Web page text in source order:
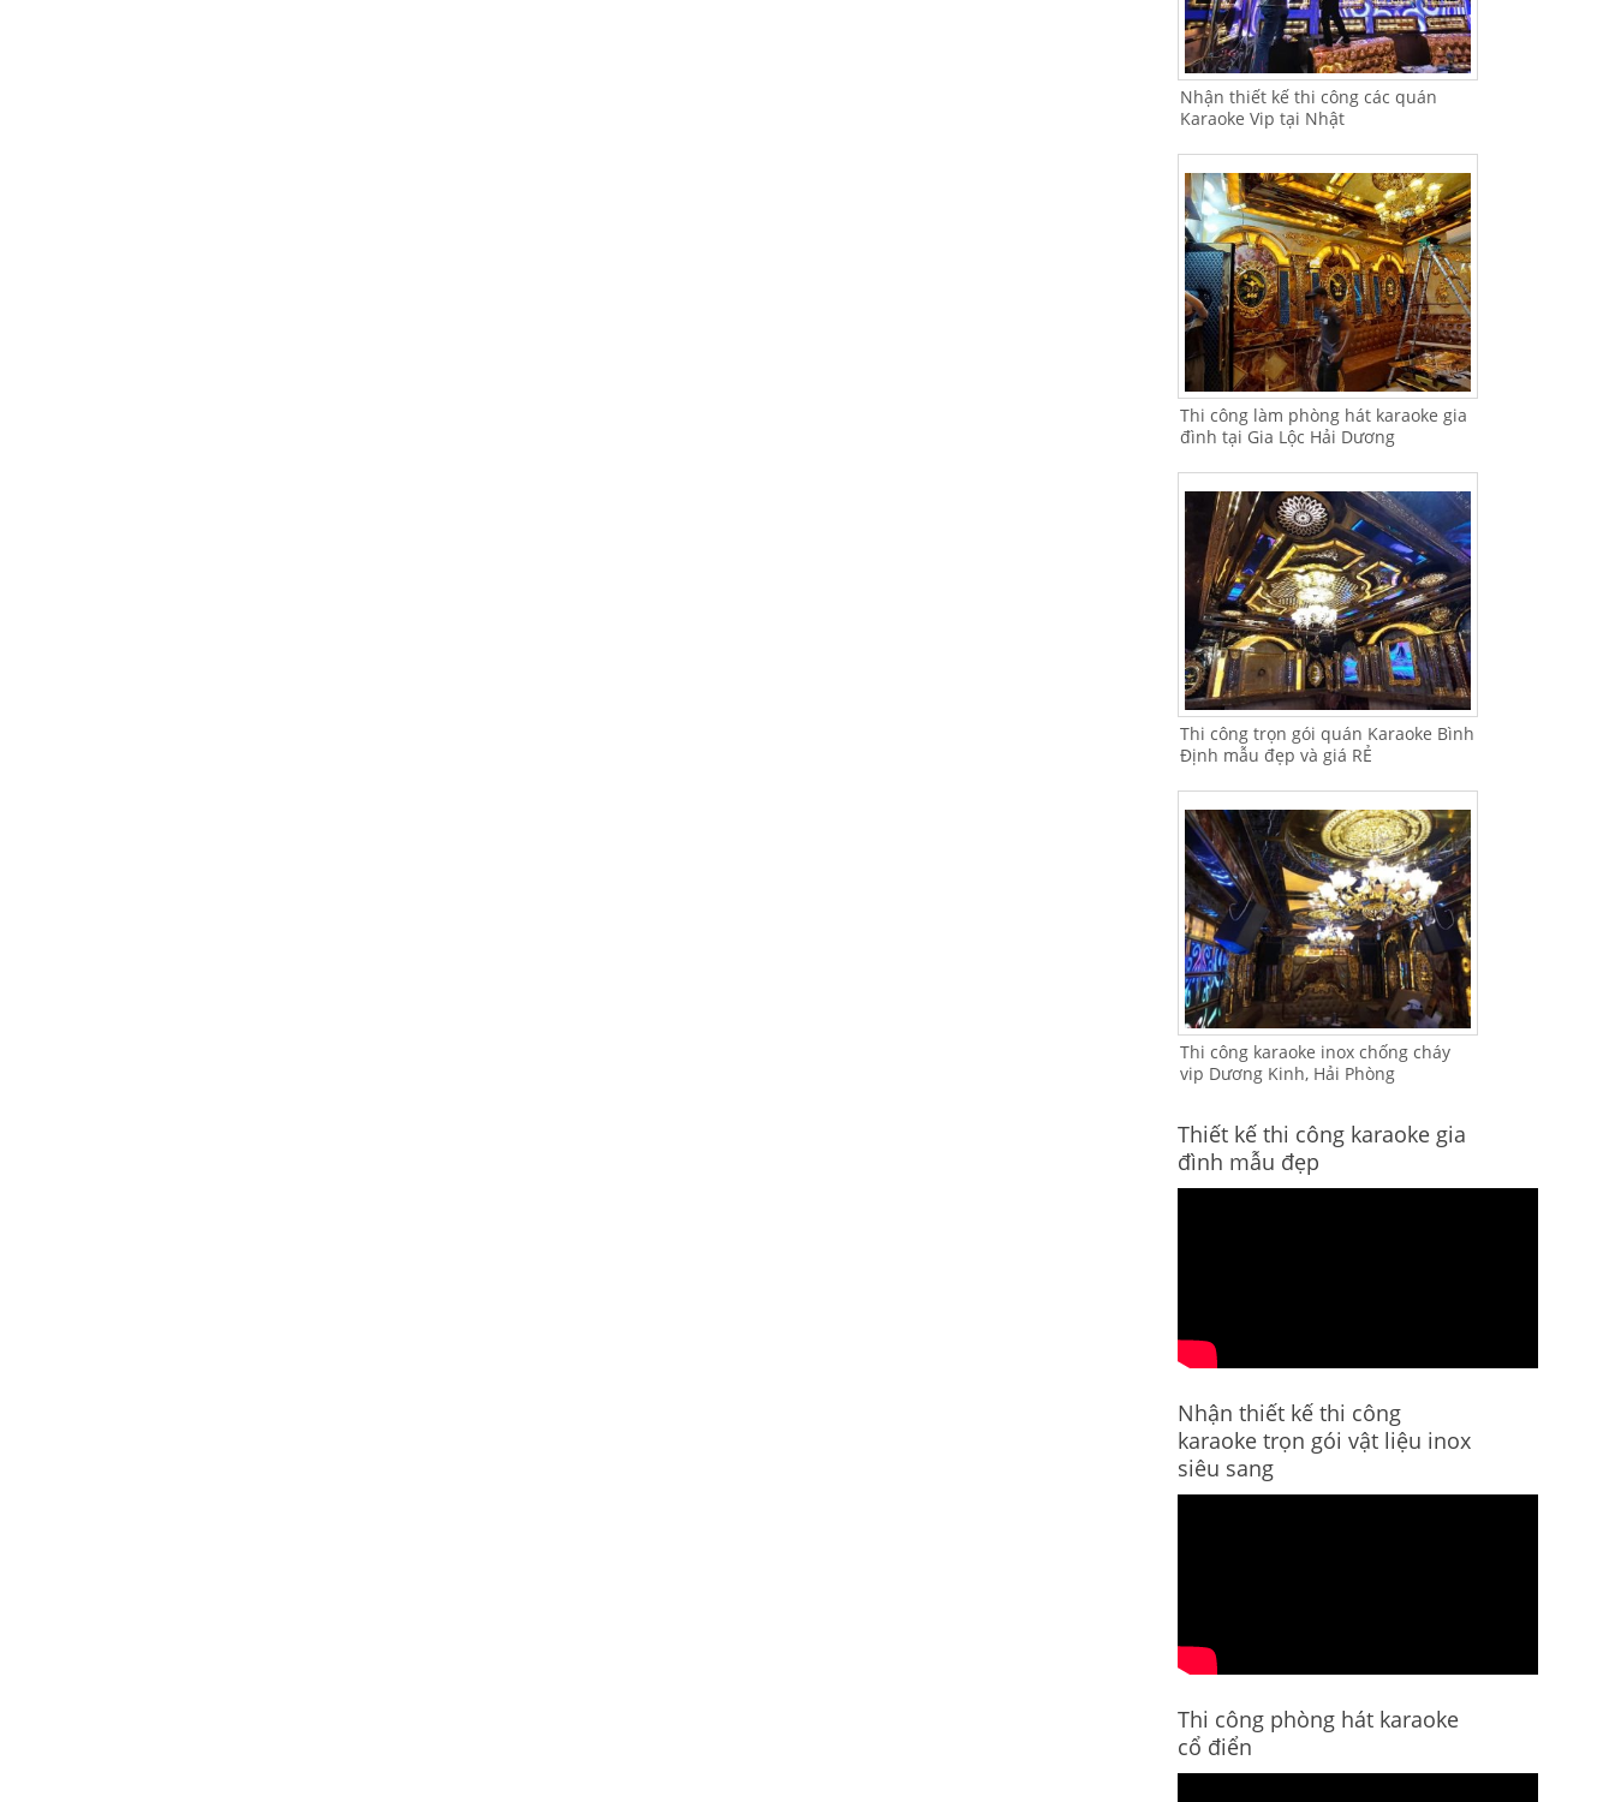
Nhận thiết kế thi công các quán
Karaoke Vip tại Nhật
Thi công làm phòng hát karaoke gia
đình tại Gia Lộc Hải Dương
Thi công trọn gói quán Karaoke Bình
Định mẫu đẹp và giá RẺ
Thi công karaoke inox chống cháy
vip Dương Kinh, Hải Phòng
Thiết kế thi công karaoke gia
đình mẫu đẹp
Nhận thiết kế thi công
karaoke trọn gói vật liệu inox
siêu sang
Thi công phòng hát karaoke
cổ điển